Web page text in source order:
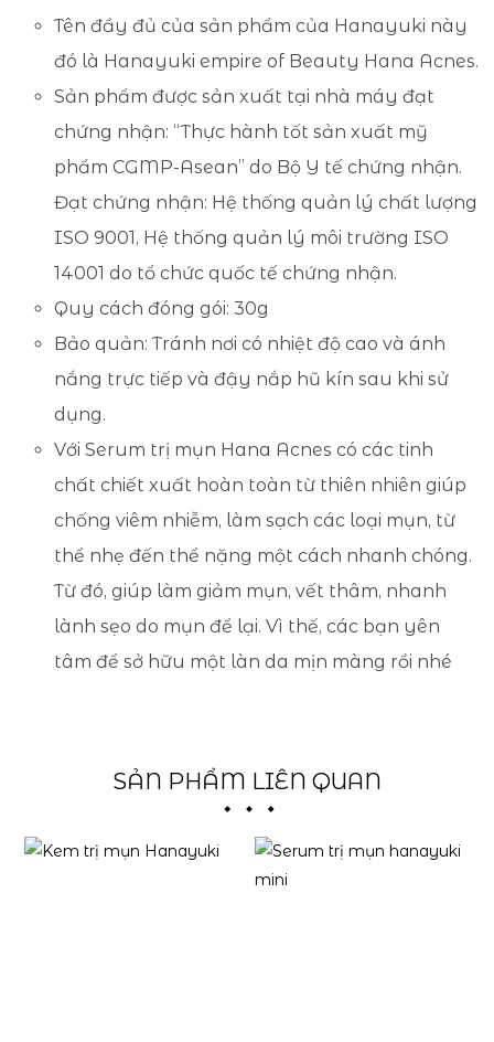
Tên đầy đủ của sản phẩm của Hanayuki này
đó là Hanayuki empire of Beauty Hana Acnes.
Sản phẩm được sản xuất tại nhà máy đạt
chứng nhận: “Thực hành tốt sản xuất mỹ
phẩm CGMP-Asean” do Bộ Y tế chứng nhận.
Đạt chứng nhận: Hệ thống quản lý chất lượng
ISO 9001, Hệ thống quản lý môi trường ISO
14001 do tổ chức quốc tế chứng nhận.
Quy cách đóng gói: 30g
Bảo quản: Tránh nơi có nhiệt độ cao và ánh
nắng trực tiếp và đậy nắp hũ kín sau khi sử
dụng.
Với Serum trị mụn Hana Acnes có các tinh
chất chiết xuất hoàn toàn từ thiên nhiên giúp
chống viêm nhiễm, làm sạch các loại mụn, từ
thể nhẹ đến thể nặng một cách nhanh chóng.
Từ đó, giúp làm giảm mụn, vết thâm, nhanh
lành sẹo do mụn để lại. Vì thế, các bạn yên
tâm để sở hữu một làn da mịn màng rồi nhé
SẢN PHẨM LIÊN QUAN